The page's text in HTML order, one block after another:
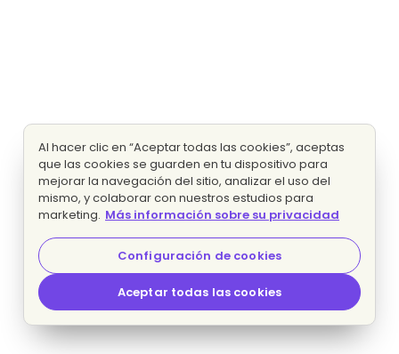
Al hacer clic en “Aceptar todas las cookies”, aceptas
que las cookies se guarden en tu dispositivo para
mejorar la navegación del sitio, analizar el uso del
mismo, y colaborar con nuestros estudios para
marketing. Más información sobre su privacidad
Configuración de cookies
Aceptar todas las cookies